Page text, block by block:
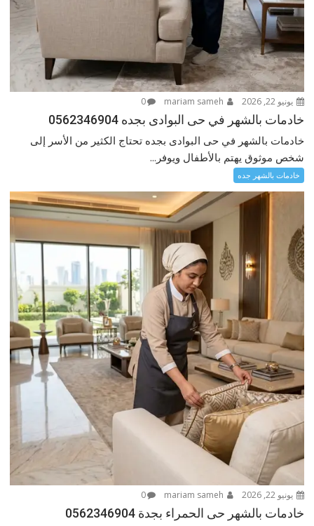
يونيو 22, 2026 0
خادمات بالشهر في حى البوادى بجده 0562346904
خادمات بالشهر في حى البوادى بجده تحتاج الكثير من الأسر إلى
شخص موثوق يهتم بالأطفال ويوفر...
خادمات بالشهر جده
يونيو 22, 2026 0
خادمات بالشهر حى الحمراء بجدة 0562346904